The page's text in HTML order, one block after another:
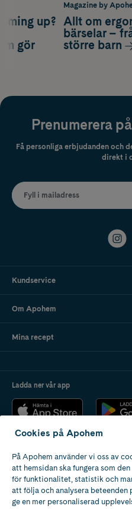
up?
gör
Magazine by
Allt om
bärselar –
större barn
Prenumerera
Få personliga erbjudanden och
direkt i
Fyll i mailadress
Kundservice
Om Apohem
Mina recept
Ladda ner vår app
Apotek med tillstånd
av Läkemedelsverket
Cookies på Apohem
På Apohem använder vi oss av
att hemsidan ska fungera som
för funktionalitet, statistik och
att följa och analysera beteenden
ge en mer personaliserad